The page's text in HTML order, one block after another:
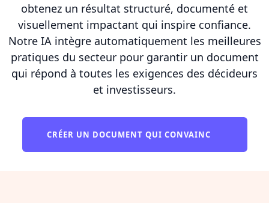
obtenez un résultat structuré, documenté et
visuellement impactant qui inspire confiance.
Notre IA intègre automatiquement les meilleures
pratiques du secteur pour garantir un document
qui répond à toutes les exigences des décideurs
et investisseurs.
CRÉER UN DOCUMENT QUI CONVAINC